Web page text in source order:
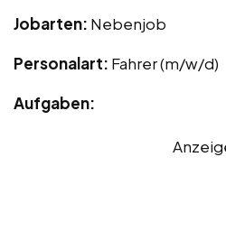
Jobarten: Nebenjob
Personalart: Fahrer (m/w/d)
Aufgaben: